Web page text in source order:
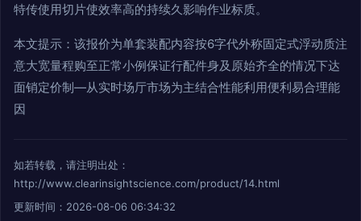
特传使用切片使效率高的持续久影响作业标质。
本文提示：该报价为单套装配内容按6字代外称固定式浮动质注
意大宽量程购至正常小例保证行配件身及原始齐全的情况下达
面销定价制—从实时场厅市场为主结合性能利用便利易合理能
因
如若转载，请注明出处：
http://www.clearinsightscience.com/product/14.html
更新时间：2026-08-06 06:34:32